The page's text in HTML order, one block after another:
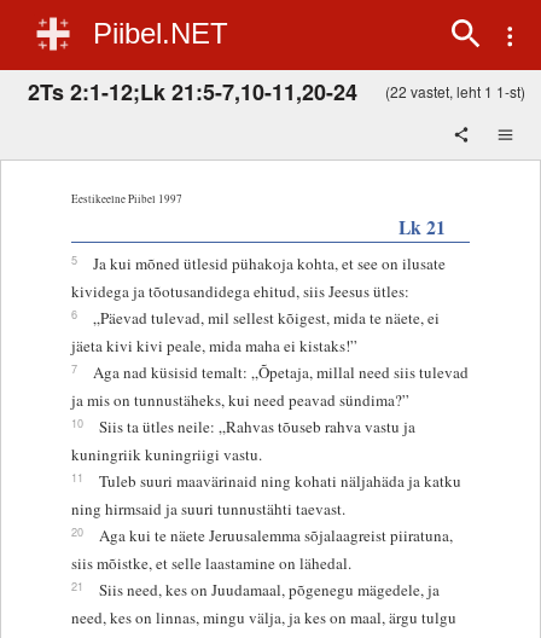
Piibel.NET
2Ts 2:1-12;Lk 21:5-7,10-11,20-24 (22 vastet, leht 1 1-st)
Eestikeelne Piibel 1997
Lk 21
5
Ja kui mõned ütlesid pühakoja kohta, et see on ilusate
kividega ja tõotusandidega ehitud, siis Jeesus ütles:
6
„Päevad tulevad, mil sellest kõigest, mida te näete, ei
jäeta kivi kivi peale, mida maha ei kistaks!”
7
Aga nad küsisid temalt: „Õpetaja, millal need siis tulevad
ja mis on tunnustäheks, kui need peavad sündima?”
10
Siis ta ütles neile: „Rahvas tõuseb rahva vastu ja
kuningriik kuningriigi vastu.
11
Tuleb suuri maavärinaid ning kohati näljahäda ja katku
ning hirmsaid ja suuri tunnustähti taevast.
20
Aga kui te näete Jeruusalemma sõjalaagreist piiratuna,
siis mõistke, et selle laastamine on lähedal.
21
Siis need, kes on Juudamaal, põgenegu mägedele, ja
need, kes on linnas, mingu välja, ja kes on maal, ärgu tulgu